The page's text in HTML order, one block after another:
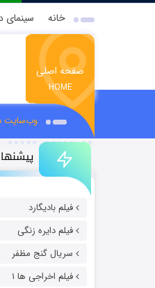
خانه سینمای
صفحه اصلی
HOME
وب‌سایت
فیلم بادیگارد
فیلم دایره زنگی
سریال گنج مظفر
فیلم اخراجی ها ۱